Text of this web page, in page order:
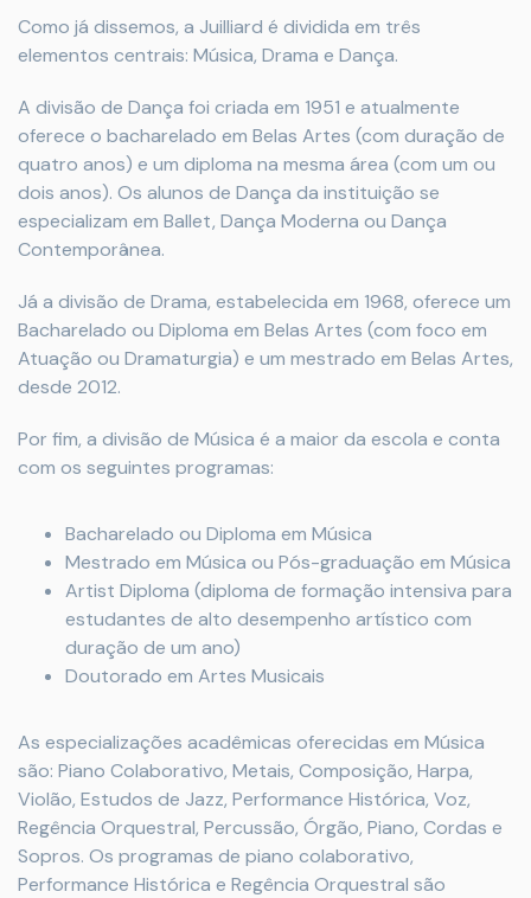
Como já dissemos, a Juilliard é dividida em três
elementos centrais: Música, Drama e Dança.
A divisão de Dança foi criada em 1951 e atualmente
oferece o bacharelado em Belas Artes (com duração de
quatro anos) e um diploma na mesma área (com um ou
dois anos). Os alunos de Dança da instituição se
especializam em Ballet, Dança Moderna ou Dança
Contemporânea.
Já a divisão de Drama, estabelecida em 1968, oferece um
Bacharelado ou Diploma em Belas Artes (com foco em
Atuação ou Dramaturgia) e um mestrado em Belas Artes,
desde 2012.
Por fim, a divisão de Música é a maior da escola e conta
com os seguintes programas:
Bacharelado ou Diploma em Música
Mestrado em Música ou Pós-graduação em Música
Artist Diploma (diploma de formação intensiva para
estudantes de alto desempenho artístico com
duração de um ano)
Doutorado em Artes Musicais
As especializações acadêmicas oferecidas em Música
são: Piano Colaborativo, Metais, Composição, Harpa,
Violão, Estudos de Jazz, Performance Histórica, Voz,
Regência Orquestral, Percussão, Órgão, Piano, Cordas e
Sopros. Os programas de piano colaborativo,
Performance Histórica e Regência Orquestral são